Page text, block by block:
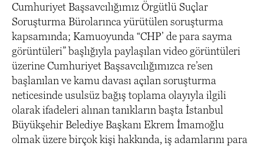
Cumhuriyet Başsavcılığımız Örgütlü Suçlar
Soruşturma Bürolarınca yürütülen soruşturma
kapsamında; Kamuoyunda “CHP’ de para sayma
görüntüleri” başlığıyla paylaşılan video görüntüleri
üzerine Cumhuriyet Başsavcılığımızca re’sen
başlanılan ve kamu davası açılan soruşturma
neticesinde usulsüz bağış toplama olayıyla ilgili
olarak ifadeleri alınan tanıkların başta İstanbul
Büyükşehir Belediye Başkanı Ekrem İmamoğlu
olmak üzere birçok kişi hakkında, iş adamlarını para